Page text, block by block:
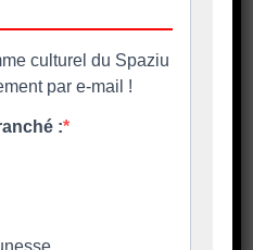
È RETE
NOUS SUR